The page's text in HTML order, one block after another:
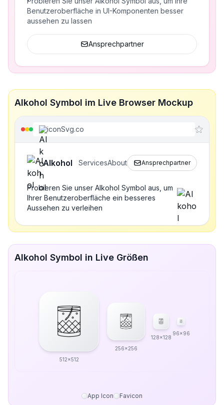
Benutzeroberfläche in UI-Komponenten besser
aussehen zu lassen
Ansprechpartner
Alkohol Symbol im Live Browser Mockup
iconSvg.co
Alkohol ServicesAbout Ansprechpartner
Probieren Sie unser Alkohol Symbol aus, um
Ihrer Benutzeroberfläche ein besseres
Aussehen zu verleihen
Alkohol Symbol in Live Größen
512x512
256x256
128x128
96x96
App Icon Favicon